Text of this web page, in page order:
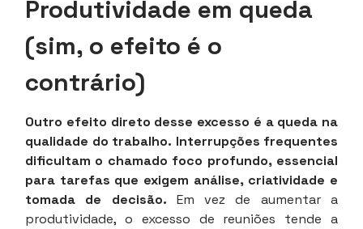
Produtividade em queda
(sim, o efeito é o
contrário)
Outro efeito direto desse excesso é a queda na
qualidade do trabalho. Interrupções frequentes
dificultam o chamado foco profundo, essencial
para tarefas que exigem análise, criatividade e
tomada de decisão. Em vez de aumentar a
produtividade, o excesso de reuniões tende a